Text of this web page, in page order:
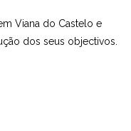
Viana do Castelo e
dos seus objectivos.